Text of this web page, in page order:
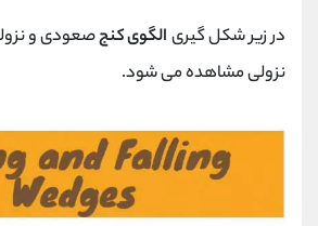
در زیر شکل گیری الگوی کنجصعودی و
نزولی مشاهده می شود.